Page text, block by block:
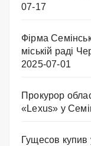
07-17
Фірма
міській раді
2025-07-01
Прокурор
«Lexus» у
Гущесов купив